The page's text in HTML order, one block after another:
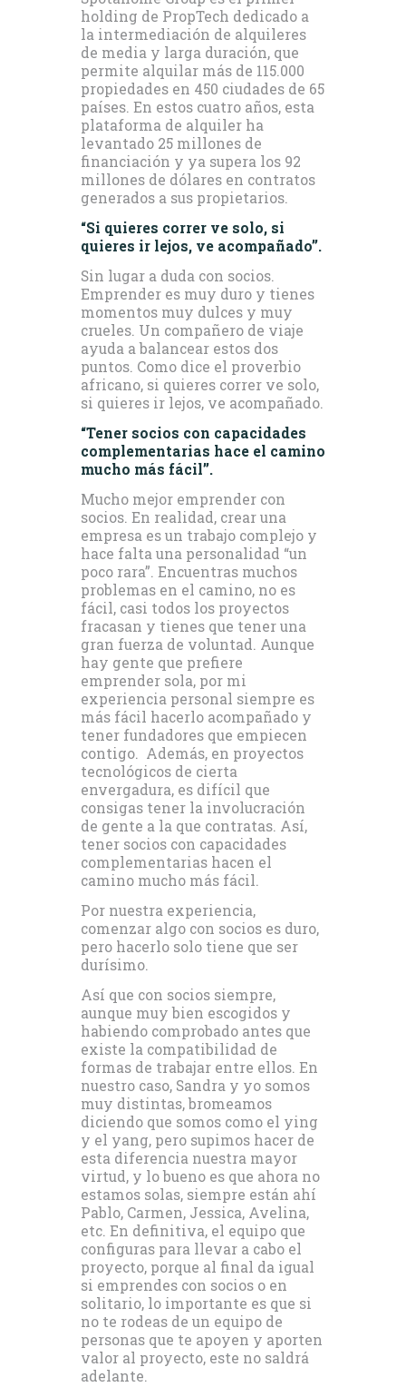
holding de PropTech dedicado a
la intermediación de alquileres
de media y larga duración, que
permite alquilar más de 115.000
propiedades en 450 ciudades de 65
países. En estos cuatro años, esta
plataforma de alquiler ha
levantado 25 millones de
financiación y ya supera los 92
millones de dólares en contratos
generados a sus propietarios.
“Si quieres correr ve solo, si
quieres ir lejos, ve acompañado”.
Sin lugar a duda con socios.
Emprender es muy duro y tienes
momentos muy dulces y muy
crueles. Un compañero de viaje
ayuda a balancear estos dos
puntos. Como dice el proverbio
africano, si quieres correr ve solo,
si quieres ir lejos, ve acompañado.
“Tener socios con capacidades
complementarias hace el camino
mucho más fácil”.
Mucho mejor emprender con
socios. En realidad, crear una
empresa es un trabajo complejo y
hace falta una personalidad “un
poco rara”. Encuentras muchos
problemas en el camino, no es
fácil, casi todos los proyectos
fracasan y tienes que tener una
gran fuerza de voluntad. Aunque
hay gente que prefiere
emprender sola, por mi
experiencia personal siempre es
más fácil hacerlo acompañado y
tener fundadores que empiecen
contigo. Además, en proyectos
tecnológicos de cierta
envergadura, es difícil que
consigas tener la involucración
de gente a la que contratas. Así,
tener socios con capacidades
complementarias hacen el
camino mucho más fácil.
Por nuestra experiencia,
comenzar algo con socios es duro,
pero hacerlo solo tiene que ser
durísimo.
Así que con socios siempre,
aunque muy bien escogidos y
habiendo comprobado antes que
existe la compatibilidad de
formas de trabajar entre ellos. En
nuestro caso, Sandra y yo somos
muy distintas, bromeamos
diciendo que somos como el ying
y el yang, pero supimos hacer de
esta diferencia nuestra mayor
virtud, y lo bueno es que ahora no
estamos solas, siempre están ahí
Pablo, Carmen, Jessica, Avelina,
etc. En definitiva, el equipo que
configuras para llevar a cabo el
proyecto, porque al final da igual
si emprendes con socios o en
solitario, lo importante es que si
no te rodeas de un equipo de
personas que te apoyen y aporten
valor al proyecto, este no saldrá
adelante.